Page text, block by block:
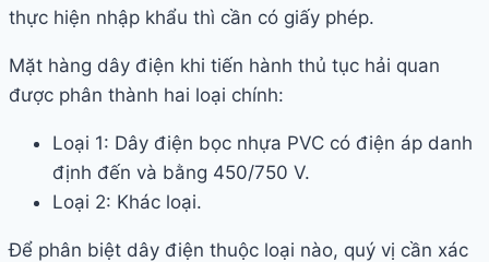
thực hiện nhập khẩu thì cần có giấy phép.
Mặt hàng dây điện khi tiến hành thủ tục hải quan
được phân thành hai loại chính:
Loại 1: Dây điện bọc nhựa PVC có điện áp danh
định đến và bằng 450/750 V.
Loại 2: Khác loại.
Để phân biệt dây điện thuộc loại nào, quý vị cần xác